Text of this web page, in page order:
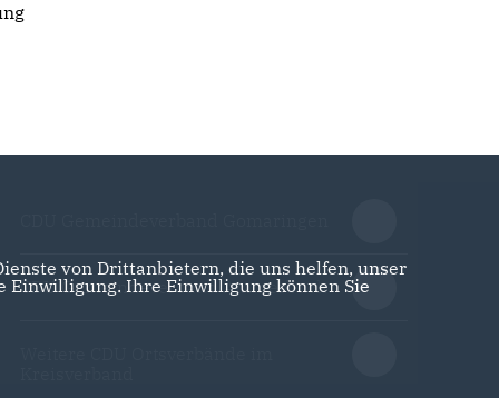
CDU Gemeindeverband Ammerbuch
von Drittanbietern, die uns helfen, unser
Einwilligung. Ihre Einwilligung können Sie